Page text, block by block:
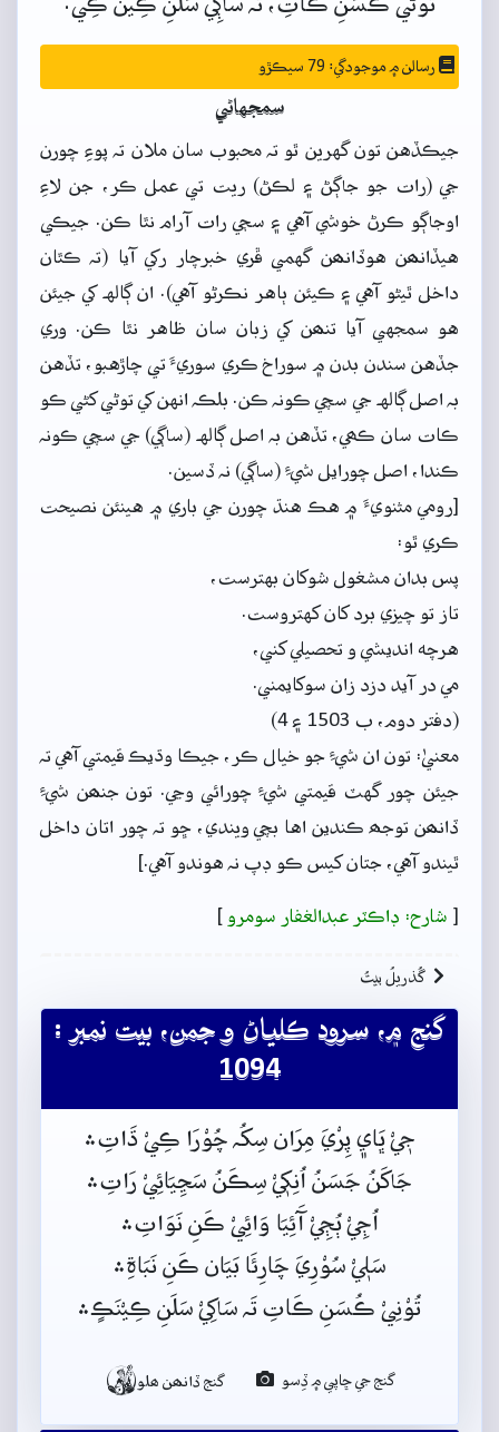
رسالن ۾ موجودگي: 79 سيڪڙو
سمجهاڻي
جيڪڏهن تون گهرين ٿو تہ محبوب سان ملان تہ پوءِ چورن
جي (رات جو جاڳڻ ۽ لڪڻ) ريت تي عمل ڪر، جن لاءِ
اوجاڳو ڪرڻ خوشي آهي ۽ سڄي رات آرام نٿا ڪن. جيڪي
هيڏانھن هوڏانھن گهمي ڦري خبرچار رکي آيا (تہ ڪٿان
داخل ٿيڻو آهي ۽ ڪيئن ٻاهر نڪرڻو آهي). ان ڳالهہ کي جيئن
هو سمجهي آيا تنھن کي زبان سان ظاهر نٿا ڪن. وري
جڏهن سندن بدن ۾ سوراخ ڪري سوريءَ تي چاڙهبو، تڏهن
بہ اصل ڳالهہ جي سچي ڪونہ ڪن. بلڪہ انهن کي توڻي کڻي ڪو
ڪات سان ڪھي، تڏهن بہ اصل ڳالهہ (ساڳي) جي سچي ڪونہ
ڪندا، اصل چورايل شيءِ (ساڳي) نہ ڏسين.
[رومي مثنويءَ ۾ هڪ هنڌ چورن جي باري ۾ هينئن نصيحت
ڪري ٿو:
پس بدان مشغول شوکان بهترست،
تاز تو چيزي برد کان کهتروست.
هرچه انديشي و تحصيلي کني،
مي در آيد دزد زان سوکايمني.
(دفتر دوم، ب 1503 ۽ 4)
معنيٰ: تون ان شيءِ جو خيال ڪر، جيڪا وڌيڪ قيمتي آهي تہ
جيئن چور گهٽ قيمتي شيءِ چورائي وڃي. تون جنھن شيءِ
ڏانھن توجھ ڪندين اها بچي ويندي، ڇو تہ چور اتان داخل
ٿيندو آهي، جتان کيس ڪو ڊپ نہ هوندو آهي.]
[ شارح: ڊاڪٽر عبدالغفار سومرو ]
گُذريلُ بيتُ
گنج ۾، سرود ڪلياڻ و جمن، بيت نمبر :
1094
جٖيْ ڀَاي﮼ پِرْيَ مِرَان سِکُہ چُوْرَا ڪِيْ ڌَاتِ﮶
جَاکَنُ جَسَنُ اُنِکٖيْ سِڪَنُ سَڃِيَائِيْ رَاتِ﮶
اُڄِيْ ٻُڄِيْ آَئِيَا وَائِيْ ڪَنِ نَوَاتِ﮶
سَلٖيْ سُوْرِيَ چَارِئَا بَيَان ڪَنِ نَبَاةِ﮶
تُوْنِيْ ڪُسَنِ ڪَاتِ تَہ سَاکِيْ سَلَنِ ڪِيْنَڪٍ﮶
گنج جي ڇاپي ۾ ڏِسو گنج ڏانھن ھلو